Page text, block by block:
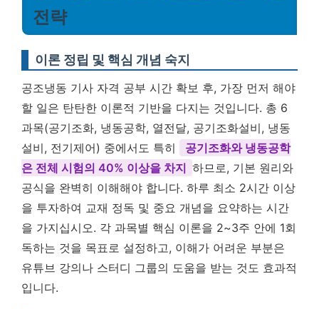
전략
이론 정립 및 핵심 개념 숙지
공조냉동 기사 자격 공부 시간 확보 후, 가장 먼저 해야
할 일은 탄탄한 이론적 기반을 다지는 것입니다. 총 6
과목(공기조화, 냉동공학, 열전달, 공기조화설비, 냉동
설비, 전기제어) 중에서도 특히
공기조화와 냉동공학
은 전체 시험의 40% 이상을 차지 하므로, 기본 원리와
공식을 완벽히 이해해야 합니다. 하루 최소 2시간 이상
을 투자하여 교재 정독 및 중요 개념을 요약하는 시간
을 가지십시오. 각 과목별 핵심 이론을 2~3주 안에 1회
독하는 것을 목표로 설정하고, 이해가 어려운 부분은
유튜브 강의나 스터디 그룹의 도움을 받는 것도 효과적
입니다.